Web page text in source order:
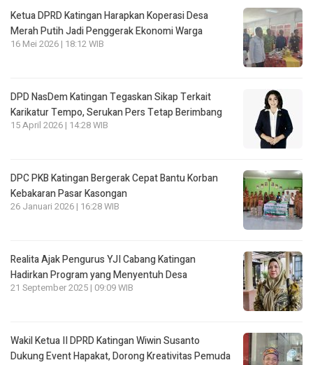
Ketua DPRD Katingan Harapkan Koperasi Desa
Merah Putih Jadi Penggerak Ekonomi Warga
16 Mei 2026 | 18:12 WIB
DPD NasDem Katingan Tegaskan Sikap Terkait
Karikatur Tempo, Serukan Pers Tetap Berimbang
15 April 2026 | 14:28 WIB
DPC PKB Katingan Bergerak Cepat Bantu Korban
Kebakaran Pasar Kasongan
26 Januari 2026 | 16:28 WIB
Realita Ajak Pengurus YJI Cabang Katingan
Hadirkan Program yang Menyentuh Desa
21 September 2025 | 09:09 WIB
Wakil Ketua II DPRD Katingan Wiwin Susanto
Dukung Event Hapakat, Dorong Kreativitas Pemuda